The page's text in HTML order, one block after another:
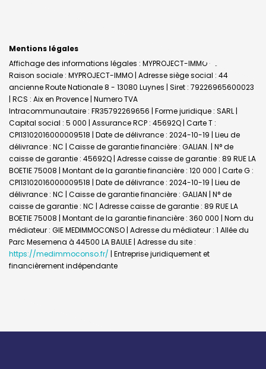
Mentions légales
Affichage des informations légales : MYPROJECT-IMMO - Luynes |
Raison sociale : MYPROJECT-IMMO | Adresse siège social : 44
ancienne Route Nationale 8 - 13080 Luynes | Siret : 79226965600023
| RCS : Aix en Provence | Numero TVA
Intracommunautaire : FR35792269656 | Forme juridique : SARL |
Capital social : 5 000 | Assurance RCP : 45692Q | Carte T :
CPI13102016000009518 | Date de délivrance : 2024-10-19 | Lieu de
délivrance : NC | Caisse de garantie financière : GALIAN. | N° de
caisse de garantie : 45692Q | Adresse caisse de garantie : 89 RUE LA
BOETIE 75008 | Montant de la garantie financière : 120 000 | Carte G :
CPI13102016000009518 | Date de délivrance : 2024-10-19 | Lieu de
délivrance : NC | Caisse de garantie financière : GALIAN | N° de
caisse de garantie : NC | Adresse caisse de garantie : 89 RUE LA
BOETIE 75008 | Montant de la garantie financière : 360 000 | Nom du
médiateur : GIE MEDIMMOCONSO | Adresse du médiateur : 1 Allée du
Parc Mesemena à 44500 LA BAULE | Adresse du site :
https://medimmoconso.fr/ | Entreprise juridiquement et
financièrement indépendante